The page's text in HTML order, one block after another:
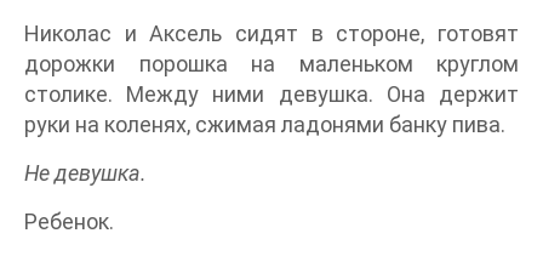
Николас и Аксель сидят в стороне, готовят
дорожки порошка на маленьком круглом
столике. Между ними девушка. Она держит
руки на коленях, сжимая ладонями банку пива.
Не девушка.
Ребенок.